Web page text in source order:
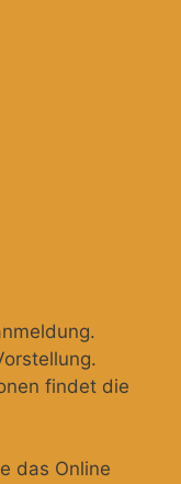
findet die
das Online